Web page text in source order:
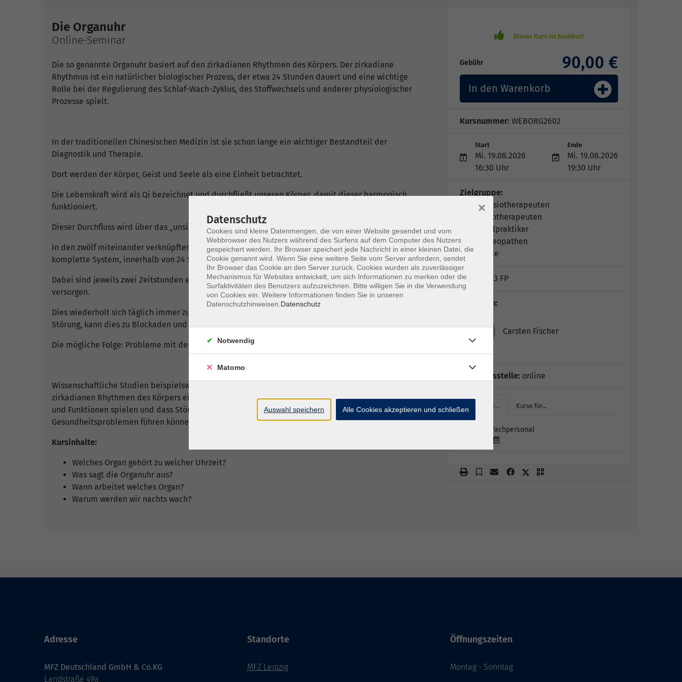
Die Organuhr
Online-Seminar
Die so genannte Organuhr basiert auf den zirkadianen Rhythmen des Körpers. Der zirkadiane
Rhythmus ist ein natürlicher biologischer Prozess, der etwa 24 Stunden dauert und eine wichtige
Rolle bei der Regulierung des Schlaf-Wach-Zyklus, des Stoffwechsels und anderer physiologischer
Prozesse spielt.
In der traditionellen Chinesischen Medizin ist sie schon lange ein wichtiger Bestandteil der
Diagnostik und Therapie.
Dort werden der Körper, Geist und Seele als eine Einheit betrachtet.
Die Lebenskraft wird als Qi bezeichnet und durchfließt unseren Körper, damit dieser harmonisch
funktioniert.
Dieser Durchfluss wird über das „unsichtbare“ Meridiansystem gewährleistet.
In den zwölf miteinander verknüpften Hauptmeridianen durchströmt die Lebenskraft dieses
komplette System, innerhalb von 24 Stunden, um ihr inneres Gleichgewicht zu bewahren.
Dabei sind jeweils zwei Zeitstunden einem Organ zugeordnet um diesen Meridian intensiver zu
versorgen.
Dies wiederholt sich täglich immer zur genau gleichen Zeit. Kommt es in einem Meridian zu einer
Störung, kann dies zu Blockaden und einem Energiestau führen.
Die mögliche Folge: Probleme mit dem entsprechenden Organ.
Wissenschaftliche Studien beispielsweise aus den Jahren 2017 und 2018 zeigen, dass die
zirkadianen Rhythmen des Körpers eine wichtige Rolle bei der Regulation verschiedener Organe
und Funktionen spielen und dass Störungen dieser Rhythmen zu verschiedenen
Gesundheitsproblemen führen können.
Kursinhalte:
Welches Organ gehört zu welcher Uhrzeit?
Was sagt die Organuhr aus?
Wann arbeitet welches Organ?
Warum werden wir nachts wach?
Gebühr 90,00 €
In den Warenkorb
Kursnummer: WEBORG2602
Start
Mi. 19.08.2026
16:30 Uhr
Ende
Mi. 19.08.2026
19:30 Uhr
Zielgruppe:
Physiotherapeuten
Ergotherapeuten
Heilpraktiker
Osteopathen
Ärzte
Hinweis: 3 FP
Dozent*in:
Carsten Fischer
Geschäftsstelle: online
Kurse für… Kurse für…
Kurse für Fachpersonal
Adresse
MFZ Deutschland GmbH & Co.KG
Landstraße 49a
Standorte
MFZ Leipzig
Öffnungszeiten
Montag - Sonntag
Datenschutz
Cookies sind kleine Datenmengen, die von einer Website gesendet und vom
Webbrowser des Nutzers während des Surfens auf dem Computer des Nutzers
gespeichert werden. Ihr Browser speichert jede Nachricht in einer kleinen Datei, die
Cookie genannt wird. Wenn Sie eine weitere Seite vom Server anfordern, sendet
Ihr Browser das Cookie an den Server zurück. Cookies wurden als zuverlässiger
Mechanismus für Websites entwickelt, um sich Informationen zu merken oder die
Surfaktivitäten des Benutzers aufzuzeichnen. Bitte willigen Sie in die Verwendung
von Cookies ein. Weitere Informationen finden Sie in unseren
Datenschutzhinweisen. Datenschutz
×
Notwendig
Matomo
Auswahl speichern Alle Cookies akzeptieren und schließen